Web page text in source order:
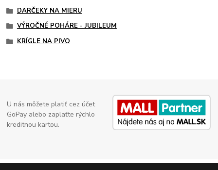
DARČEKY NA MIERU
VÝROČNÉ POHÁRE - JUBILEUM
KRÍGLE NA PIVO
U nás môžete platiť cez účet
GoPay alebo zaplaťte rýchlo
kreditnou kartou.